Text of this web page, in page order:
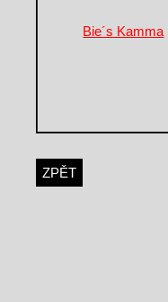
Bie´s Kamma
ZPĚT